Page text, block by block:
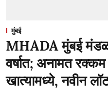
मुंबई
MHADA मुंबई
वर्षात; अनामत रक्कम
खात्यामध्ये, नवीन